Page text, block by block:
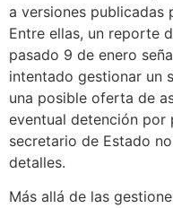
a versiones publicadas
Entre ellas, un reporte
pasado 9 de enero
intentado gestionar un
una posible oferta de
eventual detención por
secretario de Estado
detalles.
Más allá de las